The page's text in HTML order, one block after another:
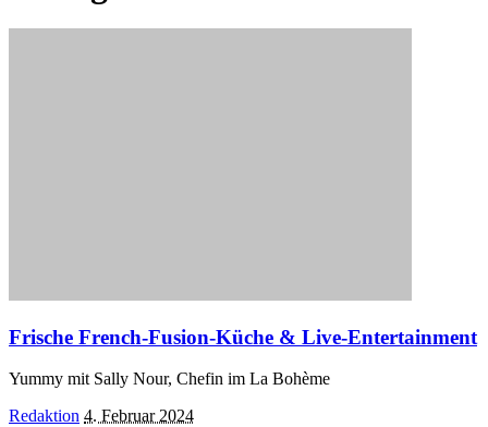
Frische French-Fusion-Küche & Live-Entertainment
Yummy mit Sally Nour, Chefin im La Bohème
Posted
Redaktion 4. Februar 2024